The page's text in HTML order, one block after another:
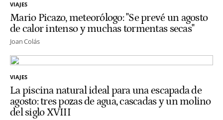
VIAJES
Mario Picazo, meteorólogo: "Se prevé un agosto
de calor intenso y muchas tormentas secas"
Joan Colás
VIAJES
La piscina natural ideal para una escapada de
agosto: tres pozas de agua, cascadas y un molino
del siglo XVIII